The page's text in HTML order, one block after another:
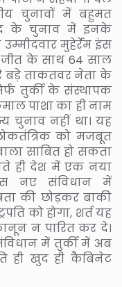
चुनावों में बहुमत
पद के चुनाव में इनके
उम्मीदवार मुहेर्रेम इंस
जीत के साथ 64 साल
बड़े ताकतवर नेता के
तुर्की के संस्थापक
पाशा का ही नाम
चुनाव नहीं था। यह
को मजबूत
साबित हो सकता
ही देश में एक नया
नए संविधान में
की छोड़कर बाकी
को होगा, शर्त यह
न पारित कर दे।
में तुर्की में अब
ही खुद ही कैबिनेट